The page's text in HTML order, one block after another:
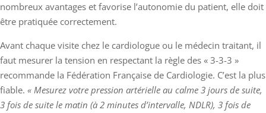
nombreux avantages et favorise l’autonomie du patient, elle doit
être pratiquée correctement.
Avant chaque visite chez le cardiologue ou le médecin traitant, il
faut mesurer la tension en respectant la règle des « 3-3-3 »
recommande la Fédération Française de Cardiologie. C’est la plus
fiable. « Mesurez votre pression artérielle au calme 3 jours de suite,
3 fois de suite le matin (à 2 minutes d’intervalle, NDLR), 3 fois de